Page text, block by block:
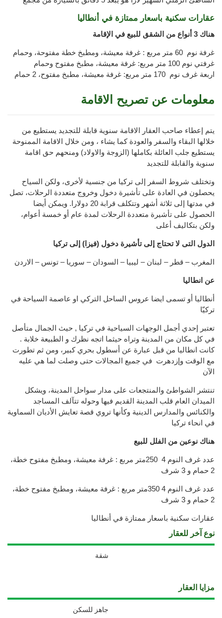
عقارات سكنية باسعار ممتازة في أنطاليا
هناك 3 أنواع من الشقق للبيع في الإقامة
غرفة نوم 60 متر مربع : غرفة معيشة، ومطبخ خطة مفتوحة، وحمام
غرفتي نوم 100 متر مربع: غرفة معيشة، مطبخ مفتوح وحمام
اربعة غرف نوم 170 متر مربع: غرفة معيشة، مطبخ مفتوح، 2 حمام
معلومات عن تصريح الاقامة
يتم إعطاء صاحب العقار الاقامة سنوية قابلة للتجديد يستطيع من
خلالها البقاء والسفر والعودة كما يشاء ، ومن خلال الاقامة الممنوحة
يستطيع جلب العائلة بكاملها (الزوجة والاولاد) ومنحهم حق اقامة
سنوية والقابلة للتجديد
وتختلف شروط السفر إلى تركيا من جنسية لأخرى، ولكن السياح
يحصلون في العادة على تأشيرة دخول وخروج متعددة الرحلات، تصل
في مدتها إلى ثلاثة أشهر وتتكلف قرابة 20 دولارا. ويمكن أيضا
الحصول على تأشيرة متعددة الرحلات لمدة عام أو خمسة أعوام،
ولكن بتكاليف أعلى
الدول التى لا تحتاج إلى تأشيرة دخول (فيزا) إلى تركيا
المغرب – قطر – لبنان – ليبيا – السودان – سوريا – تونس – الاردن
عن انطاليا
أنطاليا أو تسمى ايضا عروس الساحل التركي او عاصمة السياحة في
تركيّا
تعتبر إحدي أجمل الوجهات السياحية في تركيا , حيث الجمال متأصل
في كل مكان من المدينة وتراه حيثما اتجه نظرك و الطبيعة خلابة .
كانت انطاليا من قبل عبارة عن أسطول بحري كبير، ومن ثم تطورت
مع الوقت وإزدهرت في جميع المجالات حتى وصلت لما هي عليه
الآن
تنتشر الشواطئ والمنتجعات على مدار سواحل المدينة، ويشكل
الميدان العام قلب المدينة القديم فيها وحوله تتآلف المساجد
والكنائس والمدارس الدينية وكأنها تروي قصة تعايش الأديان السماوية
في انحاء تركيا
هناك نوعين من الفلل للبيع
عدد غرف النوم 4 250متر مربع : غرفة معيشة، ومطبخ مفتوح خطة،
2 حمام و 3 شرف
عدد غرف النوم 4 350متر مربع : غرفة معيشة، ومطبخ مفتوح خطة،
2 حمام و 3 شرف
عقارات سكنية باسعار ممتازة في أنطاليا
نوع آخر للعقار
شقة
مزايا العقار
جاهز للسكن